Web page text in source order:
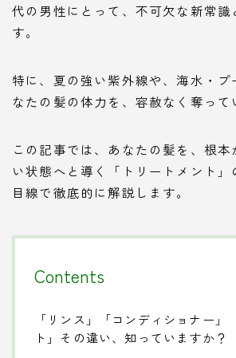
代の男性にとって、不可欠な新常識
す。
特に、夏の強い紫外線や、海水・プ
なたの髪の体力を、容赦なく奪って
この記事では、あなたの髪を、根本
い状態へと導く「トリートメント」
目線で徹底的に解説します。
Contents
「リンス」「コンディショナー」
ト」その違い、知っていますか？